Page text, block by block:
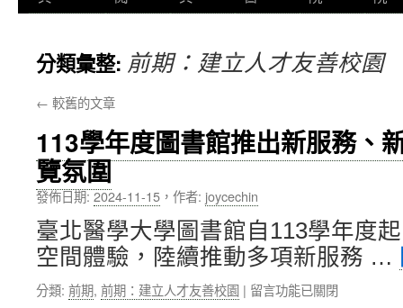
要
內
容
分類彙整: 前期：建立人才友善校園
← 較舊的文章
113學年度圖書館推出新服務、
覽氛圍
發佈日期:2024-11-15 ， 作者: joycechin
臺北醫學大學圖書館自113學年度
空間體驗，陸續推動多項新服務 …
分類: 前期, 前期：建立人才友善校園 | 在
留言功能已關閉